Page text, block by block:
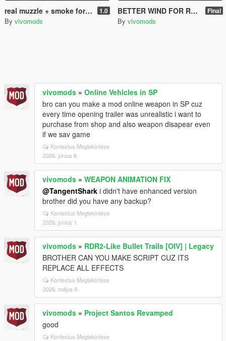
real muzzle + smoke for revolvers Oiv 1.0
By vivomods
BETTER WIND FOR RAIN AND THUNDER Final
By vivomods
vivomods » Online Vehicles in SP
bro can you make a mod online weapon in SP cuz
every time opening trailer was unrealistic i want to
purchase from shop and also weapon disapear even
if we sav game
Kontextus Megtekintése
2026. június 6.
vivomods » WEAPON ANIMATION FIX
@TangentShark i didn't have enhanced version
brother did you have any backup?
Kontextus Megtekintése
2026. június 1.
vivomods » RDR2-Like Bullet Trails [OIV] | Legacy
BROTHER CAN YOU MAKE SCRIPT CUZ ITS
REPLACE ALL EFFECTS
Kontextus Megtekintése
2026. május 9.
vivomods » Project Santos Revamped
good
Kontextus Megtekintése